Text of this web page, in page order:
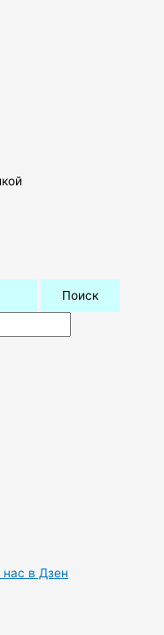
нас в Дзен